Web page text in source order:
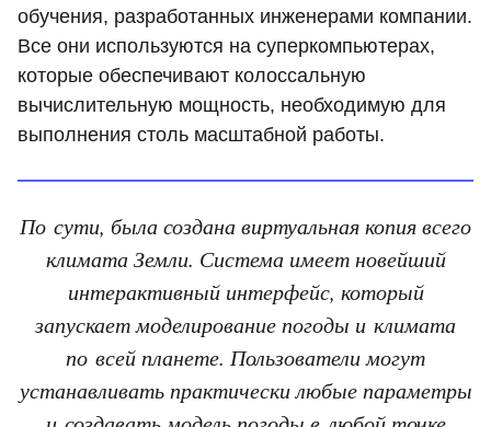
обучения, разработанных инженерами компании.
Все они используются на суперкомпьютерах,
которые обеспечивают колоссальную
вычислительную мощность, необходимую для
выполнения столь масштабной работы.
По сути, была создана виртуальная копия всего
климата Земли. Система имеет новейший
интерактивный интерфейс, который
запускает моделирование погоды и климата
по всей планете. Пользователи могут
устанавливать практически любые параметры